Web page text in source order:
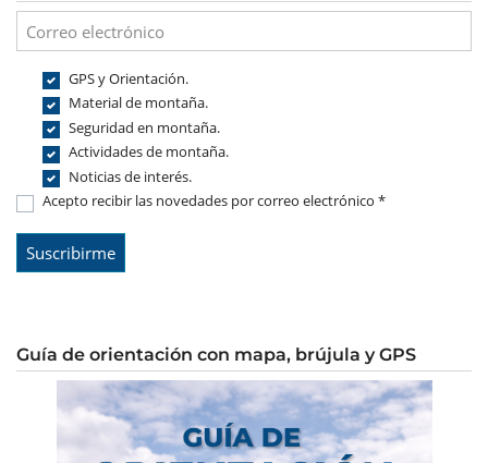
GPS y Orientación.
Material de montaña.
Seguridad en montaña.
Actividades de montaña.
Noticias de interés.
Acepto recibir las novedades por correo electrónico *
Guía de orientación con mapa, brújula y GPS